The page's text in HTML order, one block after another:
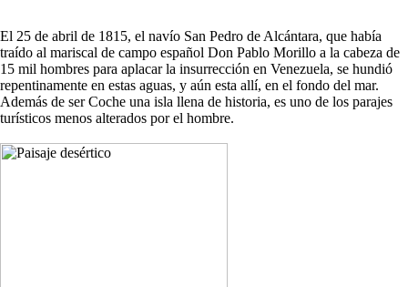
El 25 de abril de 1815, el navío San Pedro de Alcántara, que había
traído al mariscal de campo español Don Pablo Morillo a la cabeza de
15 mil hombres para aplacar la insurrección en Venezuela, se hundió
repentinamente en estas aguas, y aún esta allí, en el fondo del mar.
Además de ser Coche una isla llena de historia, es uno de los parajes
turísticos menos alterados por el hombre.